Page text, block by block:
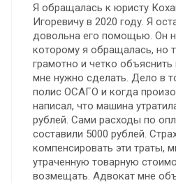
Я обращалась к юристу
Игоревичу в 2020 году. Я
довольна его помощью. Oн
которому я обращалась, но
грамотно и четко объяснить
мне нужно сделать. Дело в
полис ОСАГО и когда
написал, что машина
рублей. Сами расходы по
составили 5000 рублей.
компенсировать эти траты,
утраченную товарную
возмещать. Адвокат мне